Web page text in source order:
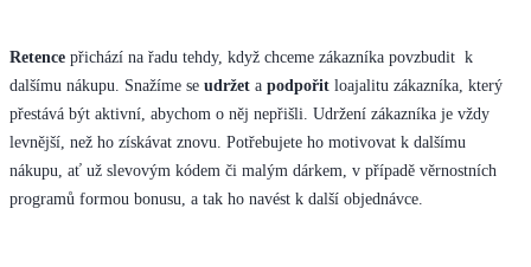
Retence přichází na řadu tehdy, když chceme zákazníka povzbudit k
dalšímu nákupu. Snažíme se udržet a podpořit loajalitu zákazníka, který
přestává být aktivní, abychom o něj nepřišli. Udržení zákazníka je vždy
levnější, než ho získávat znovu. Potřebujete ho motivovat k dalšímu
nákupu, ať už slevovým kódem či malým dárkem, v případě věrnostních
programů formou bonusu, a tak ho navést k další objednávce.